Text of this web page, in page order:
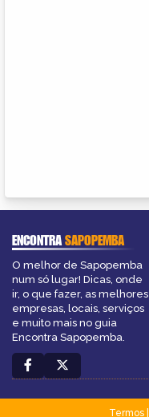
ENCONTRASAPOPEMBA
O melhor de Sapopemba
num só lugar! Dicas, onde
ir, o que fazer, as melhores
empresas, locais, serviços
e muito mais no guia
Encontra Sapopemba.
Termos|